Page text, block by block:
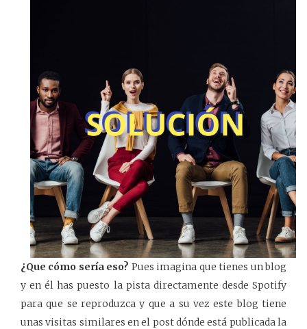
¿Que cómo sería eso? Pues imagina que tienes un blog
y en él has puesto la pista directamente desde Spotify
para que se reproduzca y que a su vez este blog tiene
unas visitas similares en el post dónde está publicada la